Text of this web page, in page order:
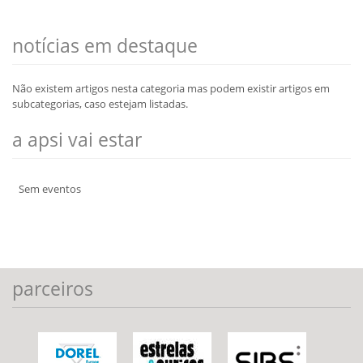
notícias em destaque
Não existem artigos nesta categoria mas podem existir artigos em
subcategorias, caso estejam listadas.
a apsi vai estar
Sem eventos
parceiros